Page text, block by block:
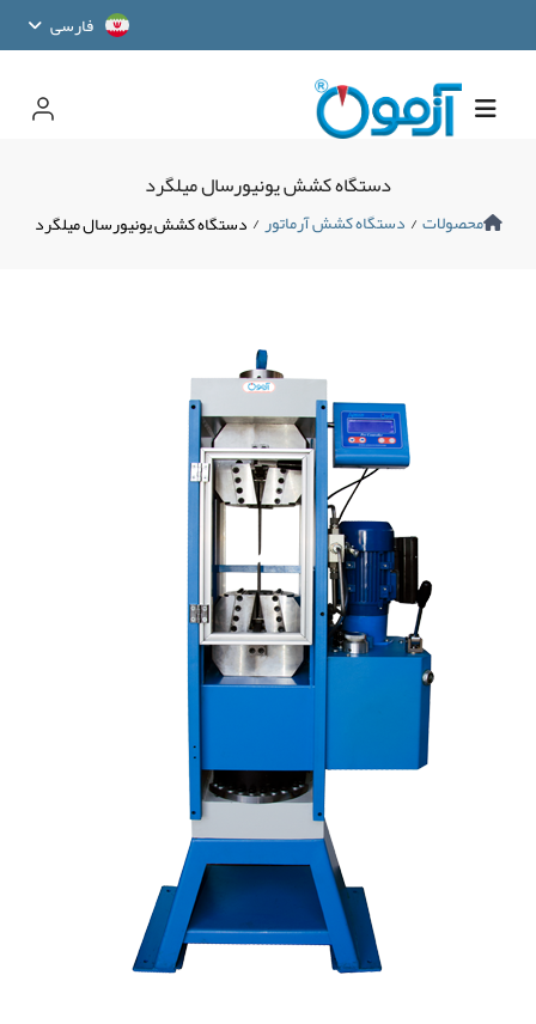
فارسی
دستگاه کشش یونیورسال میلگرد
محصولات/ دستگاه کشش آرماتور/ دستگاه کشش یونیورسال میلگرد